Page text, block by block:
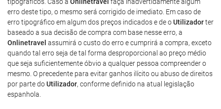
erro deste tipo, o mesmo será corrigido de imediato. Em caso de
erro tipográfico em algum dos preços indicados e de oUtilizadorter
baseado a sua decisão de compra com base nesse erro, a
Onlinetravel assumirá o custo do erro e cumprirá a compra, exceto
quando tal erro seja de tal forma desproporcional ao preço médio
que seja suficientemente óbvio a qualquer pessoa compreender o
mesmo. O precedente para evitar ganhos ilícito ou abuso de direitos
por parte doUtilizador, conforme definido na atual legislação
espanhola.